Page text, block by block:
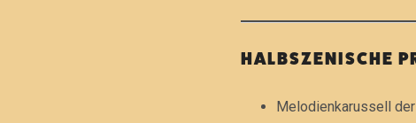
HALBSZENISCHE
Melodienkarussell